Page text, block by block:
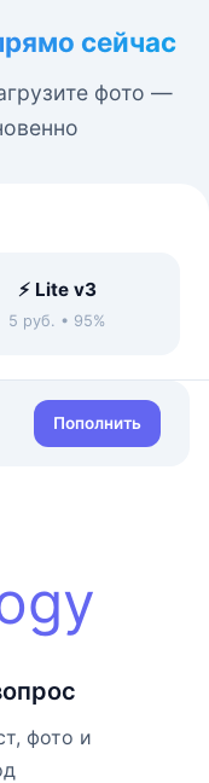
сейчас
фото —
⚡ Lite v3
5 руб. • 95%
Пополнить
фото и